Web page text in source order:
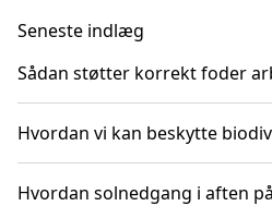
Seneste indlæg
Sådan støtter korrekt foder
Hvordan vi kan beskytte
Hvordan solnedgang i aften